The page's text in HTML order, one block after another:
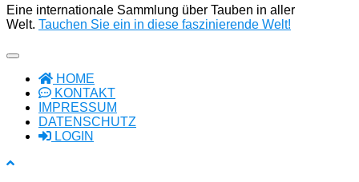
Eine internationale Sammlung über Tauben in aller
Welt. Tauchen Sie ein in diese faszinierende Welt!
HOME
KONTAKT
IMPRESSUM
DATENSCHUTZ
LOGIN